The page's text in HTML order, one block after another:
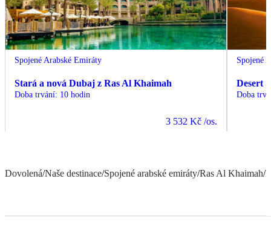
Spojené Arabské Emiráty
Stará a nová Dubaj z Ras Al Khaimah
Doba trvání: 10 hodin
3 532 Kč /os.
Spojené
Desert
Doba
Dovolená/Naše destinace/Spojené arabské emiráty/Ras Al Khaimah/